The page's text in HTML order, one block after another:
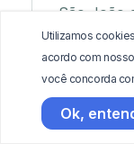
São João
Alegrete
Inhuma, PI
Várzea
Pau
Utilizamos
acordo com
você concorda
Ok,